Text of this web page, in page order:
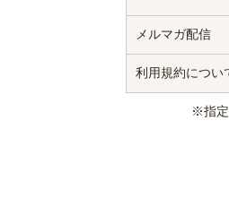
メルマガ配信
利用規約につい
※指定